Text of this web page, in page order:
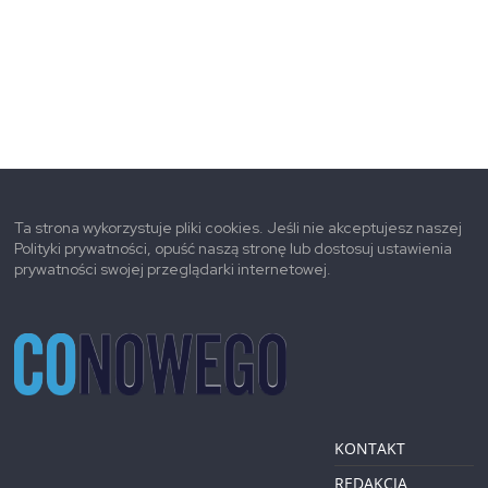
Ta strona wykorzystuje pliki cookies. Jeśli nie akceptujesz naszej
Polityki prywatności, opuść naszą stronę lub dostosuj ustawienia
prywatności swojej przeglądarki internetowej.
KONTAKT
REDAKCJA